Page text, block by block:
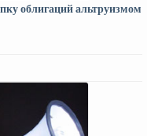
облигаций альтруизмом